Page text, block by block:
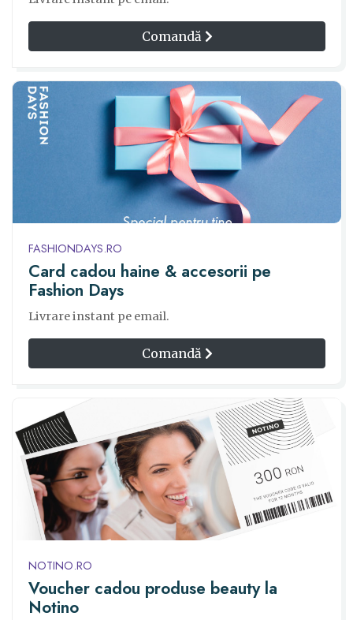
Comandă
FASHIONDAYS.RO
Card cadou haine & accesorii pe
Fashion Days
Livrare instant pe email.
Comandă
NOTINO.RO
Voucher cadou produse beauty la
Notino